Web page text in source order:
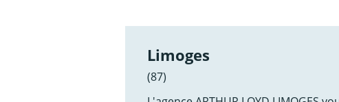
Limoges
(87)